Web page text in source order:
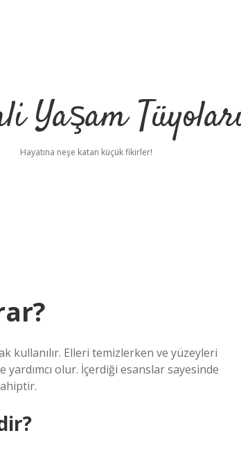
Yaşam
Hayatına neşe katan küçük fikirler!
kullanılır. Elleri temizlerken ve yüzeyleri
olur. İçerdiği esanslar sayesinde